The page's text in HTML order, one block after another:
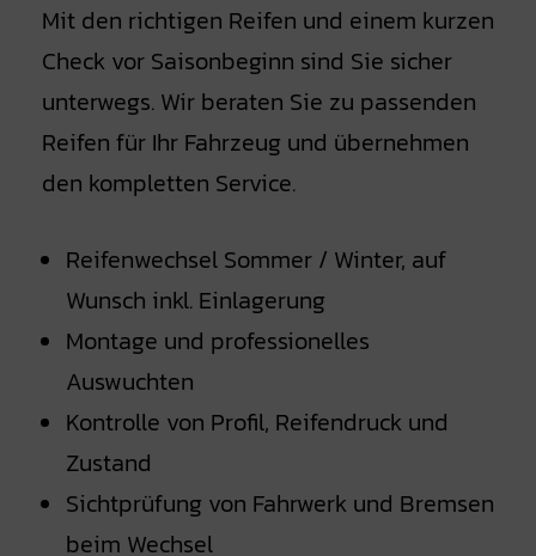
Mit den richtigen Reifen und einem kurzen
Check vor Saisonbeginn sind Sie sicher
unterwegs. Wir beraten Sie zu passenden
Reifen für Ihr Fahrzeug und übernehmen
den kompletten Service.
Reifenwechsel Sommer / Winter, auf
Wunsch inkl. Einlagerung
Montage und professionelles
Auswuchten
Kontrolle von Profil, Reifendruck und
Zustand
Sichtprüfung von Fahrwerk und Bremsen
beim Wechsel